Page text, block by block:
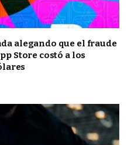
alegando que el fraude
Store costó a los